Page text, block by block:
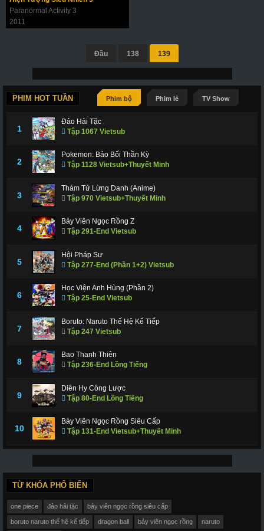
Paranormal Activity 3
2011
Đầu 138 139
PHIM HOT TUẦN Phim bộ Phim lẻ TV Show
1
Đảo Hải Tặc
Tập 1067 Vietsub
2
Pokemon: Bảo Bối Thần Kỳ
Tập 1128 Vietsub+Thuyết Minh
3
Thám Tử Lừng Danh (Anime)
Tập 970 Vietsub+Thuyết Minh
4
Bảy Viên Ngọc Rồng Z
Tập 291-End Vietsub
5
Hội Pháp Sư
Tập 277-End (Phần 1+2) Vietsub
6
Học Viện Anh Hùng (Phần 2)
Tập 25-End Vietsub
7
Boruto: Naruto Thế Hệ Kế Tiếp
Tập 247 Vietsub
8
Bao Thanh Thiên
Tập 236-End Lồng Tiếng
9
Diên Hy Công Lược
Tập 80-End Lồng Tiếng
10
Bảy Viên Ngọc Rồng Siêu Cấp
Tập 131-End Vietsub+Thuyết Minh
TỪ KHÓA PHỔ BIẾN
one piece đảo hải tặc bảy viên ngọc rồng siêu cấp
boruto naruto thế hệ kế tiếp dragon ball bảy viên ngọc rồng naruto